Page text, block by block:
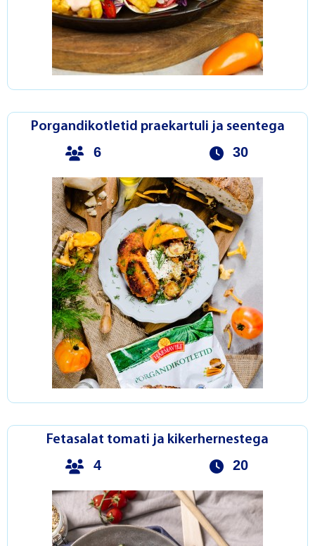
Porgandikotletid praekartuli ja seentega
6 30
Fetasalat tomati ja kikerhernestega
4 20